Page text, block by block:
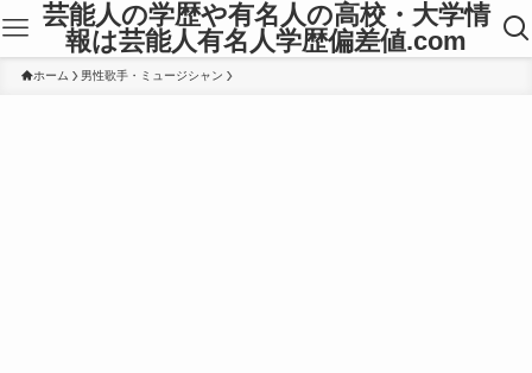
芸能人の学歴や有名人の高校・大学情
報は芸能人有名人学歴偏差値.com
ホーム 男性歌手・ミュージシャン